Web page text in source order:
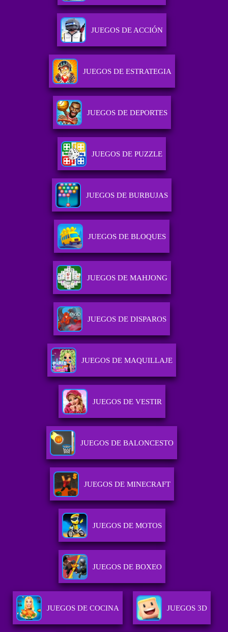
JUEGOS DE ACCIÓN
JUEGOS DE ESTRATEGIA
JUEGOS DE DEPORTES
JUEGOS DE PUZZLE
JUEGOS DE BURBUJAS
JUEGOS DE BLOQUES
JUEGOS DE MAHJONG
JUEGOS DE DISPAROS
JUEGOS DE MAQUILLAJE
JUEGOS DE VESTIR
JUEGOS DE BALONCESTO
JUEGOS DE MINECRAFT
JUEGOS DE MOTOS
JUEGOS DE BOXEO
JUEGOS DE COCINA JUEGOS 3D